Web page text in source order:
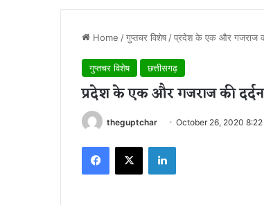
Home /गुप्तचर विशेष /प्रदेश के एक और गजराज
गुप्तचर विशेष छत्तीसगढ़
प्रदेश के एक और गजराज की
theguptchar October 26, 2020 8:22